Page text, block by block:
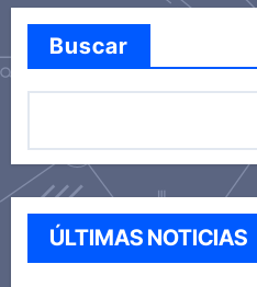
Buscar
ÚLTIMAS NOTICIAS